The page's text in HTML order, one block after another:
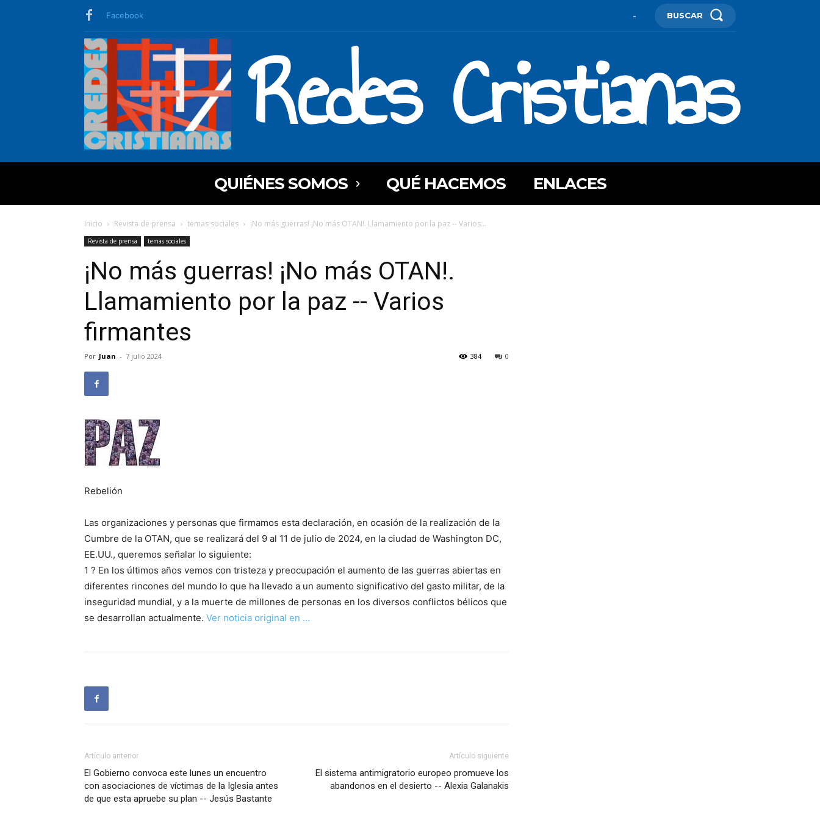
Facebook - BUSCAR
Redes Cristianas
QUIÉNES SOMOS QUÉ HACEMOS ENLACES
Inicio Revista de prensa temas sociales ¡No más guerras! ¡No más OTAN!. Llamamiento por la paz -- Varios...
Revista de prensa temas sociales
¡No más guerras! ¡No más OTAN!.
Llamamiento por la paz -- Varios
firmantes
Por Juan - 7 julio 2024 0
384
Rebelión
Las organizaciones y personas que firmamos esta declaración, en ocasión de la realización de la
Cumbre de la OTAN, que se realizará del 9 al 11 de julio de 2024, en la ciudad de Washington DC,
EE.UU., queremos señalar lo siguiente:
1 ? En los últimos años vemos con tristeza y preocupación el aumento de las guerras abiertas en
diferentes rincones del mundo lo que ha llevado a un aumento significativo del gasto militar, de la
inseguridad mundial, y a la muerte de millones de personas en los diversos conflictos bélicos que
se desarrollan actualmente. Ver noticia original en …
Artículo anterior
El Gobierno convoca este lunes un encuentro
con asociaciones de víctimas de la Iglesia antes
de que esta apruebe su plan -- Jesús Bastante
Artículo siguiente
El sistema antimigratorio europeo promueve los
abandonos en el desierto -- Alexia Galanakis